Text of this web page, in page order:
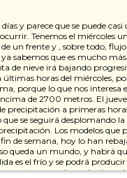
días y parece que se puede
Tenemos el miércoles
un frente y , sobre todo,
sabemos que es mucho
de nieve irá bajando
horas del miércoles,
porque lo que nos interesa
de 2700 metros. El
precipitación a primeras
que se seguirá desplomando
Los modelos que
de semana, hoy lo han
queda un mundo, y habrá
es el frío y se podrá
se empiece a innivar